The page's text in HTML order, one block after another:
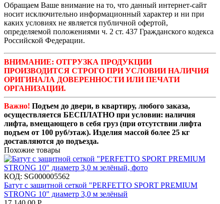
Обращаем Ваше внимание на то, что данный интернет-сайт
носит исключительно информационный характер и ни при
каких условиях не является публичной офертой,
определяемой положениями ч. 2 ст. 437 Гражданского кодекса
Российской Федерации.
ВНИМАНИЕ: ОТГРУЗКА ПРОДУКЦИИ
ПРОИЗВОДИТСЯ СТРОГО ПРИ УСЛОВИИ НАЛИЧИЯ
ОРИГИНАЛА ДОВЕРЕННОСТИ ИЛИ ПЕЧАТИ
ОРГАНИЗАЦИИ.
Важно! Подъем до двери, в квартиру, любого заказа,
осуществляется БЕСПЛАТНО при условии: наличия
лифта, вмещающего в себя груз (при отсутствии лифта
подъем от 100 руб/этаж). Изделия массой более 25 кг
доставляются до подъезда.
Похожие товары
КОД: SG000005562
Батут с защитной сеткой "PERFETTO SPORT PREMIUM
STRONG 10" диаметр 3,0 м зелёный